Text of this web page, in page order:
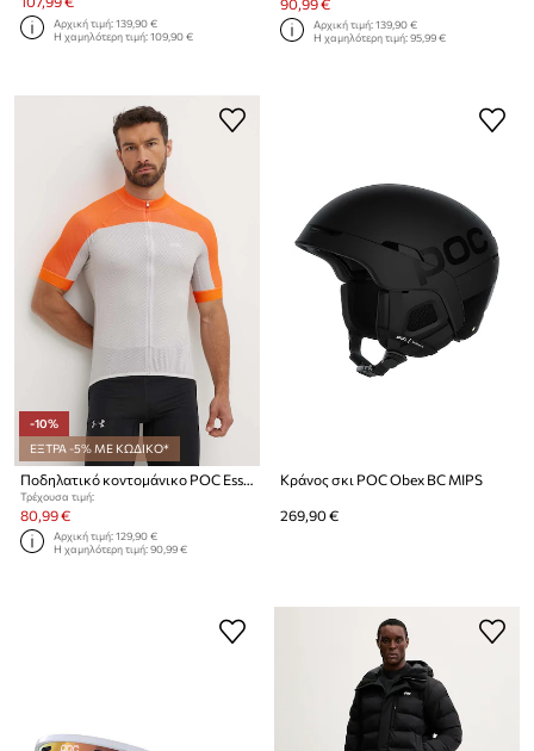
Αρχική τιμή:139,90 €
Η χαμηλότερη τιμή:109,90 €
Αρχική τιμή:139,90 €
Η χαμηλότερη τιμή:95,99 €
-10%
ΕΞΤΡΑ -5% ΜΕ ΚΩΔΙΚΟ*
Τρέχουσα τιμή:
80,99 €
Αρχική τιμή:129,90 €
Η χαμηλότερη τιμή:90,99 €
Κράνος σκι POC Obex BC MIPS
269,90 €